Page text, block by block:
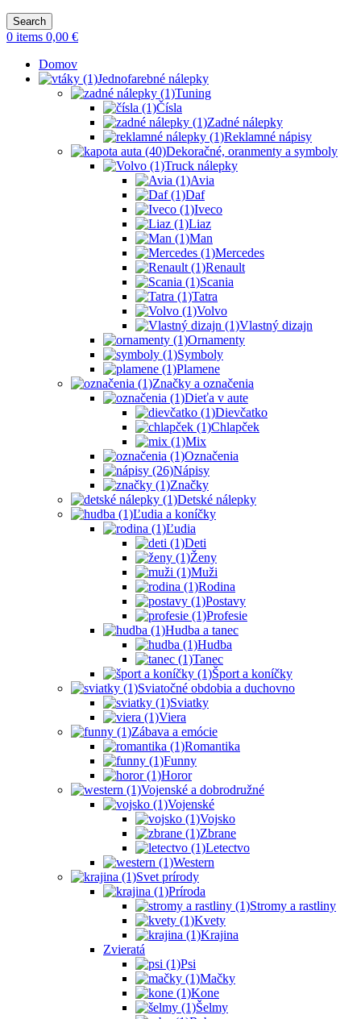
Search
0 items 0,00 €
Domov
Jednofarebné nálepky
Tuning
Čísla
Zadné nálepky
Reklamné nápisy
Dekoračné, oranmenty a symboly
Truck nálepky
Avia
Daf
Iveco
Liaz
Man
Mercedes
Renault
Scania
Tatra
Volvo
Vlastný dizajn
Ornamenty
Symboly
Plamene
Značky a označenia
Dieťa v aute
Dievčatko
Chlapček
Mix
Označenia
Nápisy
Značky
Detské nálepky
Ľudia a koníčky
Ľudia
Deti
Ženy
Muži
Rodina
Postavy
Profesie
Hudba a tanec
Hudba
Tanec
Šport a koníčky
Sviatočné obdobia a duchovno
Sviatky
Viera
Zábava a emócie
Romantika
Funny
Horor
Vojenské a dobrodružné
Vojenské
Vojsko
Zbrane
Letectvo
Western
Svet prírody
Príroda
Stromy a rastliny
Kvety
Krajina
Zvieratá
Psi
Mačky
Kone
Šelmy